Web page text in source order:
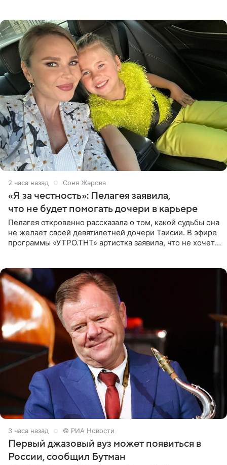
2 часа назад Соня Жарова
«Я за честность»: Пелагея заявила,
что не будет помогать дочери в карьере
Пелагея откровенно рассказала о том, какой судьбы она
не желает своей девятилетней дочери Таисии. В эфире
программы «УТРО.ТНТ» артистка заявила, что не хочет
3 часа назад © РИА Новости
Первый джазовый вуз может появиться в
России, сообщил Бутман